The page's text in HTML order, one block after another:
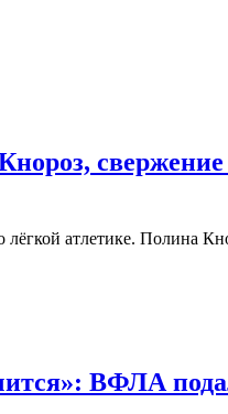
лёгкой атлетике. Полина
ВФЛА